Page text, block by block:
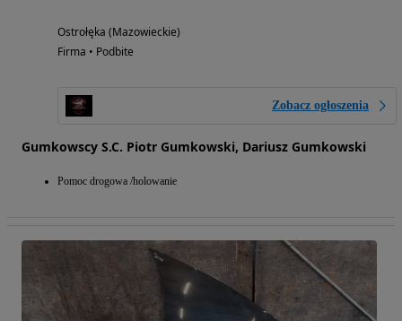
Ostrołęka (Mazowieckie)
Firma • Podbite
Zobacz ogłoszenia
Gumkowscy S.C. Piotr Gumkowski, Dariusz Gumkowski
Pomoc drogowa /holowanie